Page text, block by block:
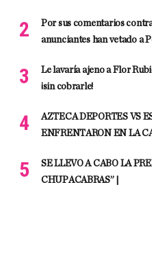
Por sus comentarios
anunciantes han vetado a
Le lavaría ajeno a Flor
¡sin cobrarle!
AZTECA DEPORTES VS
ENFRENTARON EN LA
SE LLEVO A CABO LA
CHUPACABRAS” |